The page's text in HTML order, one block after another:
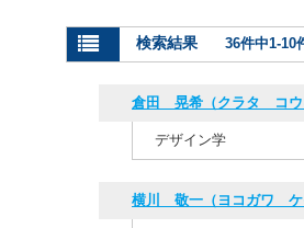
検索結果 36件中1-10
倉田 晃希（クラタ コウ
デザイン学
横川 敬一（ヨコガワ ケ